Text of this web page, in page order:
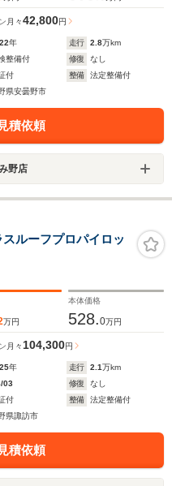
月々42,800円
年 走行 2.8万km
整備付 修復
なし
付 整備
法定整備付
県安曇野市
積依頼
野店
ルーフプロパイロッ
万円
本体価格
528.0万円
月々 104,300円
年 走行 2.1万km
03 修復
なし
付 整備
法定整備付
県諏訪市
積依頼